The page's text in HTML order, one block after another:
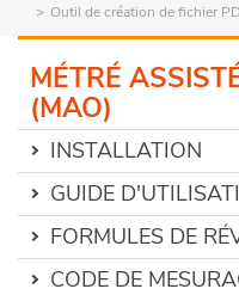
Outil de création de fichier
MÉTRÉ
(MAO)
INSTALLATION
GUIDE
FORMULES DE
CODE DE